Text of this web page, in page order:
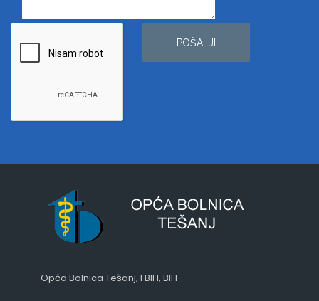
POŠALJI
Opća Bolnica Tešanj, FBIH, BIH